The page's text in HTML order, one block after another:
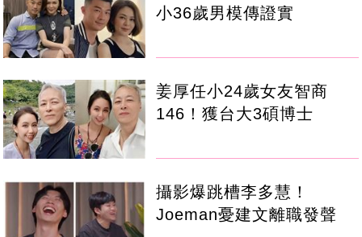
小36歲男模傳證實
姜厚任小24歲女友智商
146！獲台大3碩博士
攝影爆跳槽李多慧！
Joeman憂建文離職發聲